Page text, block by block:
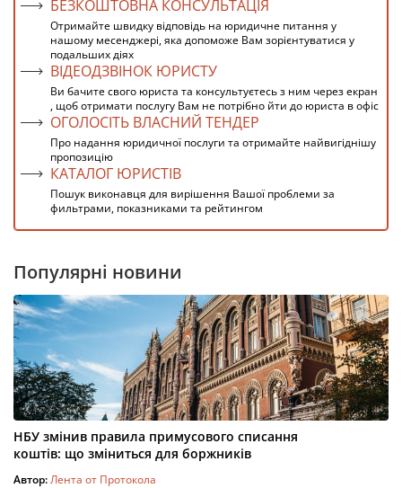
БЕЗКОШТОВНА КОНСУЛЬТАЦІЯ
Отримайте швидку відповідь на юридичне питання у
нашому месенджері, яка допоможе Вам зорієнтуватися у
подальших діях
ВІДЕОДЗВІНОК ЮРИСТУ
Ви бачите свого юриста та консультуєтесь з ним через екран
, щоб отримати послугу Вам не потрібно йти до юриста в офіс
ОГОЛОСІТЬ ВЛАСНИЙ ТЕНДЕР
Про надання юридичної послуги та отримайте найвигіднішу
пропозицію
КАТАЛОГ ЮРИСТІВ
Пошук виконавця для вирішення Вашої проблеми за
фильтрами, показниками та рейтингом
Популярні новини
НБУ змінив правила примусового списання
коштів: що зміниться для боржників
Автор:Лента от Протокола